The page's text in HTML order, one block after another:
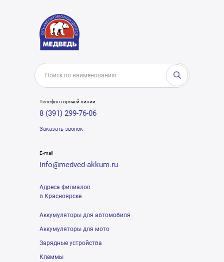
Телефон горячей линии
8 (391) 299-76-06
Заказать звонок
E-mail
info@medved-akkum.ru
Адреса филиалов
в Красноярске
Аккумуляторы для автомобиля
Аккумуляторы для мото
Зарядные устройства
Клеммы